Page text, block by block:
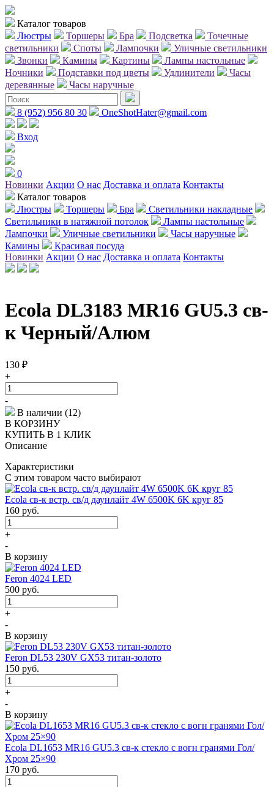
Каталог товаров
Люстры
Торшеры Бра Подсветка
Точечные
светильники
Споты Лампочки
Уличные светильники
Звонки
Камины Картины
Лампы настольные
Ночники
Подставки под цветы Удлинители
Часы
деревянные
Часы наручные
8 (952) 956 80 30 OneShotHater@gmail.com
Вход
0
Новинки Акции О нас Доставка и оплата Контакты
Каталог товаров
Люстры
Торшеры Бра
Светильники накладные
Светильники в натяжной потолок
Лампы настольные
Лампочки
Уличные светильники
Часы наручные
Камины
Красивая посуда
Новинки Акции О нас Доставка и оплата Контакты
Ecola DL3183 MR16 GU5.3 св-
к Черный/Алюм
130 ₽
+
-
В наличии (12)
В КОРЗИНУ
КУПИТЬ В 1 КЛИК
Описание
Характеристики
С этим товаром часто выбирают
Ecola св-к встр. св/д даунлайт 4W 6500K 6K круг 85
160 руб.
+
-
В корзину
Feron 4024 LED
500 руб.
+
-
В корзину
Feron DL53 230V GX53 титан-золото
150 руб.
+
-
В корзину
Ecola DL1653 MR16 GU5.3 св-к стекло с вогн гранями Гол/
Хром 25×90
170 руб.